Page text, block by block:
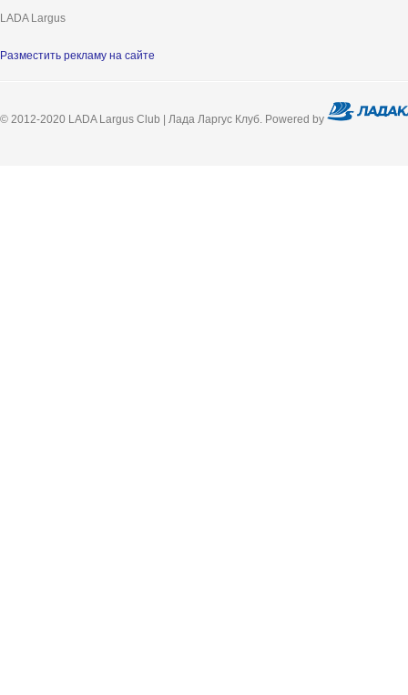
LADA Largus
Разместить рекламу на сайте
© 2012-2020 LADA Largus Club | Лада Ларгус Клуб. Powered by